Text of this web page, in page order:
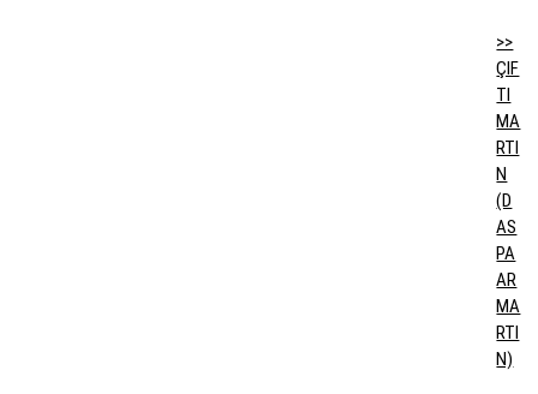
>>
ÇIF
TI
MA
RTI
N
(D
AS
PA
AR
MA
RTI
N)